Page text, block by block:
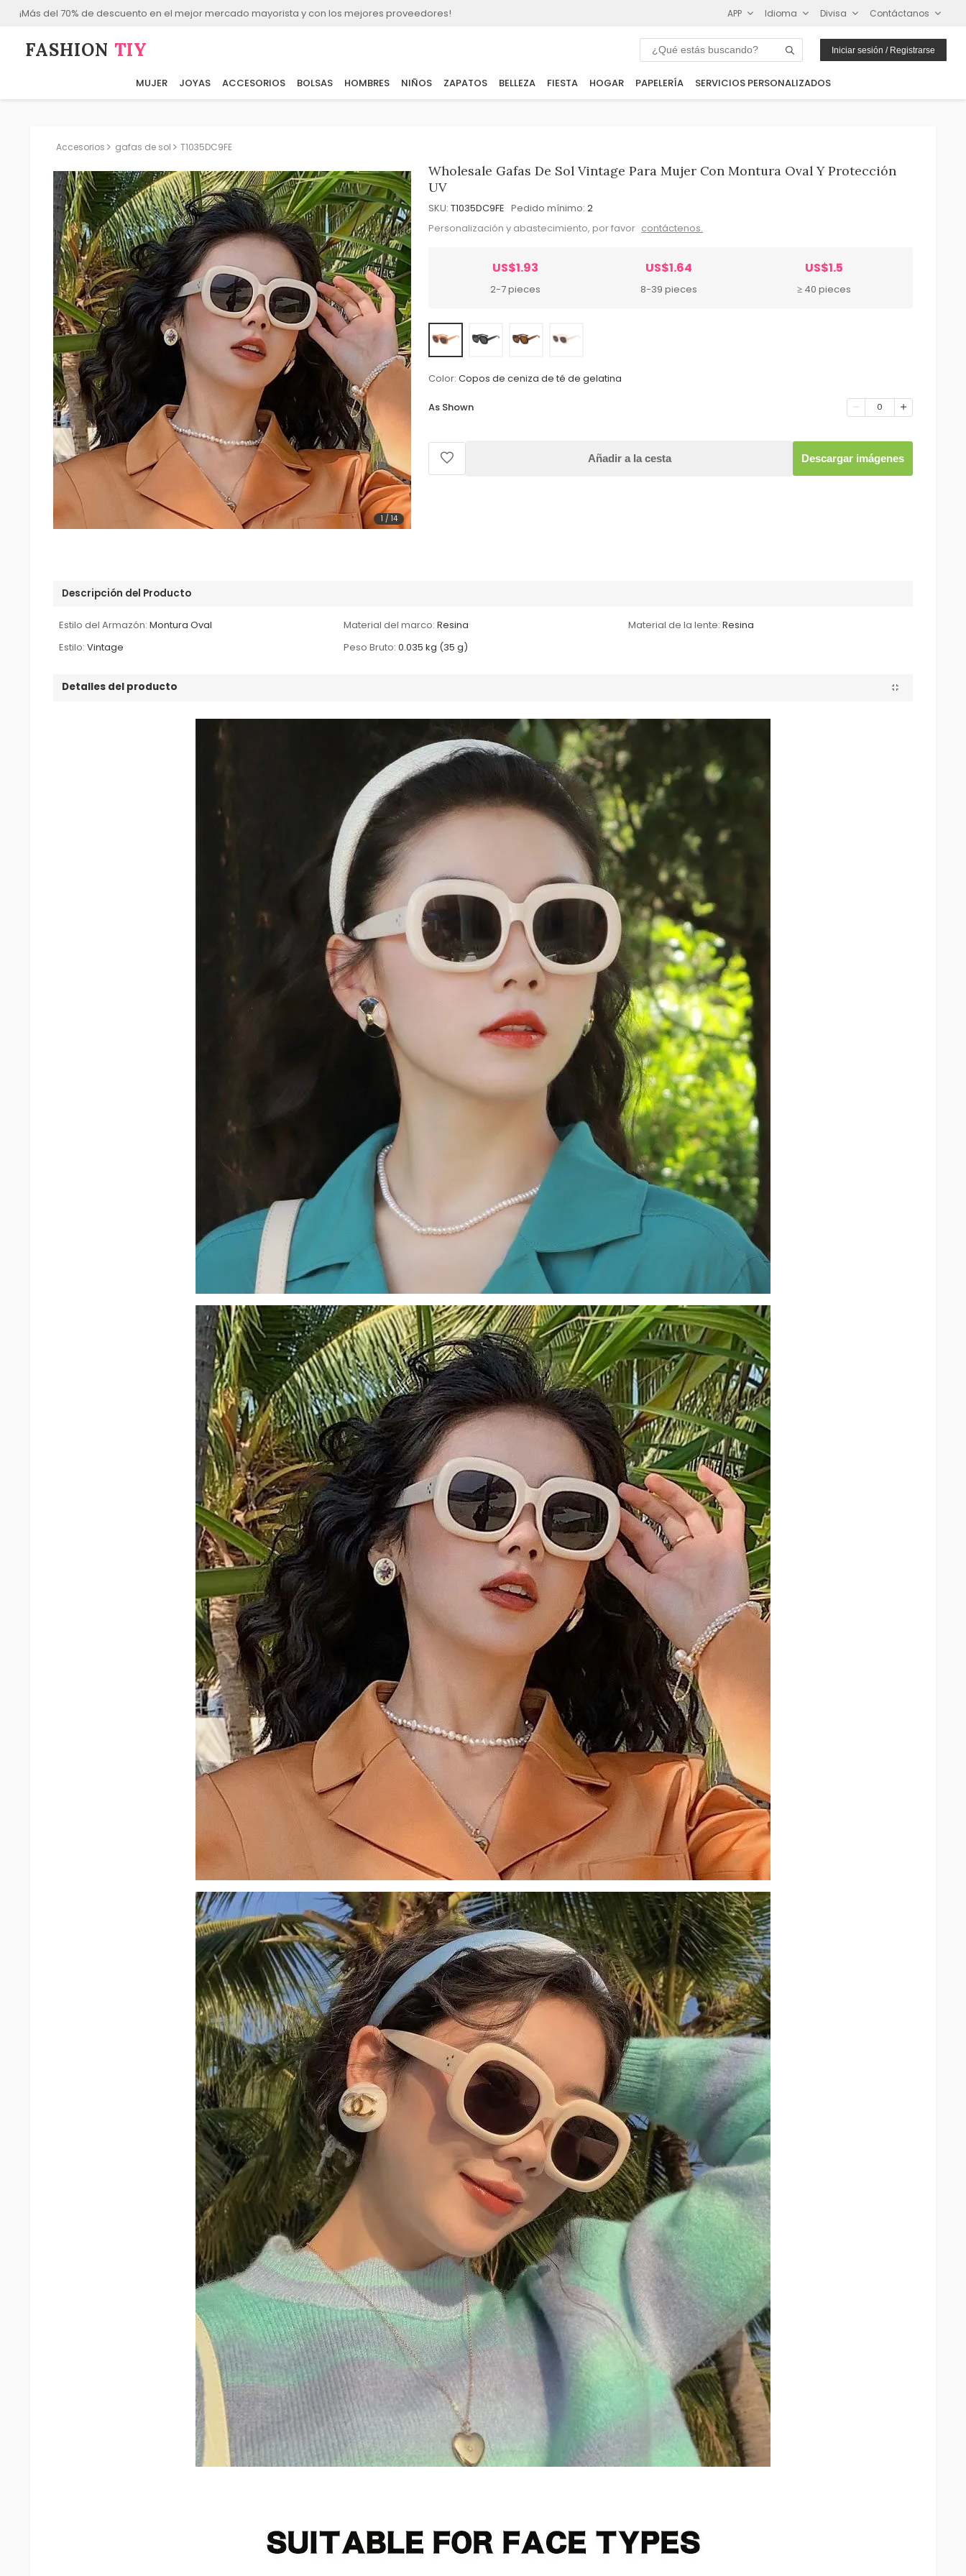
¡Más del 70% de descuento en el mejor mercado mayorista y con los mejores proveedores! APP Idioma Divisa Contáctanos
FASHION⁠ TIY Iniciar sesión / Registrarse
MUJER JOYAS ACCESORIOS BOLSAS HOMBRES NIÑOS ZAPATOS BELLEZA FIESTA HOGAR PAPELERÍA SERVICIOS PERSONALIZADOS
Accesorios gafas de sol T1035DC9FE
1 / 14
Wholesale Gafas De Sol Vintage Para Mujer Con Montura Oval Y Protección
UV
SKU: T1035DC9FE Pedido mínimo: 2
Personalización y abastecimiento, por favor contáctenos.
US$1.93
2-7 pieces
US$1.64
8-39 pieces
US$1.5
≥ 40 pieces
Color: Copos de ceniza de té de gelatina
As Shown 0
Añadir a la cesta Descargar imágenes
Descripción del Producto
Estilo del Armazón: Montura Oval Material del marco: Resina Material de la lente: Resina
Estilo: Vintage Peso Bruto: 0.035 kg (35 g)
Detalles del producto